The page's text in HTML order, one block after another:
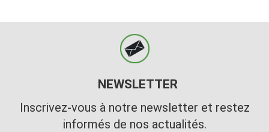
NEWSLETTER
Inscrivez-vous à notre newsletter et restez
informés de nos actualités.